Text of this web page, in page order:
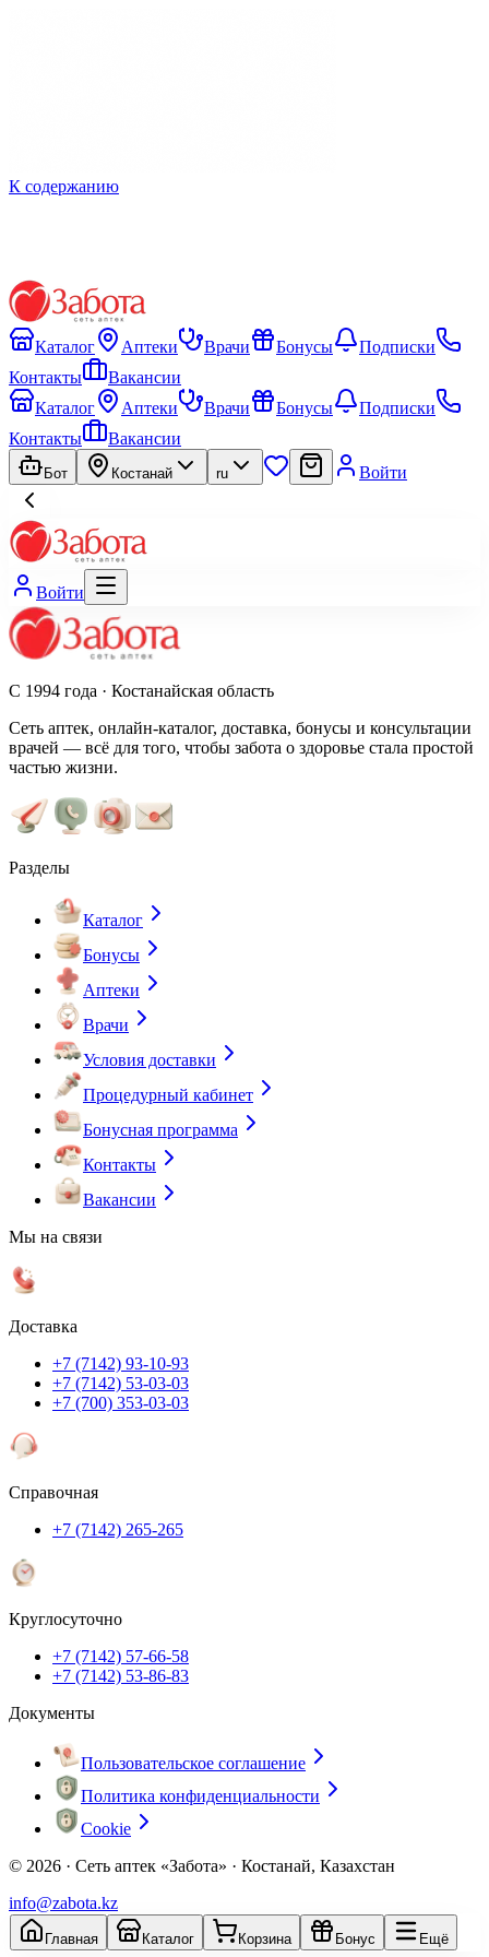
К содержанию
Каталог Аптеки Врачи Бонусы
Подписки
Контакты
Вакансии
Каталог
Аптеки Врачи Бонусы
Подписки
Контакты
Вакансии
Бот Костанай ru Войти
Войти
С 1994 года · Костанайская область
Сеть аптек, онлайн-каталог, доставка, бонусы и консультации
врачей — всё для того, чтобы забота о здоровье стала простой
частью жизни.
Разделы
Каталог
Бонусы
Аптеки
Врачи
Условия доставки
Процедурный кабинет
Бонусная программа
Контакты
Вакансии
Мы на связи
Доставка
+7 (7142) 93-10-93
+7 (7142) 53-03-03
+7 (700) 353-03-03
Справочная
+7 (7142) 265-265
Круглосуточно
+7 (7142) 57-66-58
+7 (7142) 53-86-83
Документы
Пользовательское соглашение
Политика конфиденциальности
Cookie
© 2026 · Сеть аптек «Забота» · Костанай, Казахстан
info@zabota.kz
Главная Каталог Корзина Бонус Ещё